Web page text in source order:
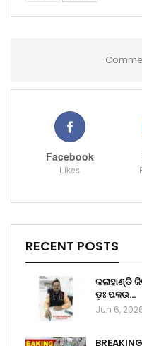
Facebook
Likes
RECENT POSTS
କଳାହାଣ୍ଡି
ଡ଼ଃ ପଳଉ…
Jun 6,